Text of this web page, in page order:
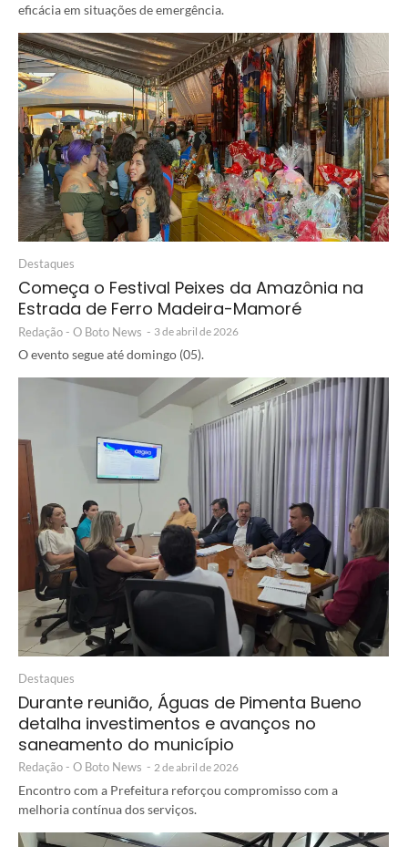
eficácia em situações de emergência.
Destaques
Começa o Festival Peixes da Amazônia na
Estrada de Ferro Madeira-Mamoré
Redação - O Boto News - 3 de abril de 2026
O evento segue até domingo (05).
Destaques
Durante reunião, Águas de Pimenta Bueno
detalha investimentos e avanços no
saneamento do município
Redação - O Boto News - 2 de abril de 2026
Encontro com a Prefeitura reforçou compromisso com a
melhoria contínua dos serviços.